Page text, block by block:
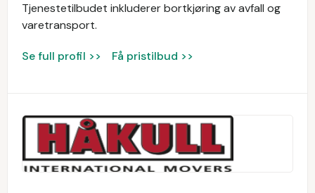
Tjenestetilbudet inkluderer bortkjøring av avfall og
varetransport.
Se full profil >> Få pristilbud >>